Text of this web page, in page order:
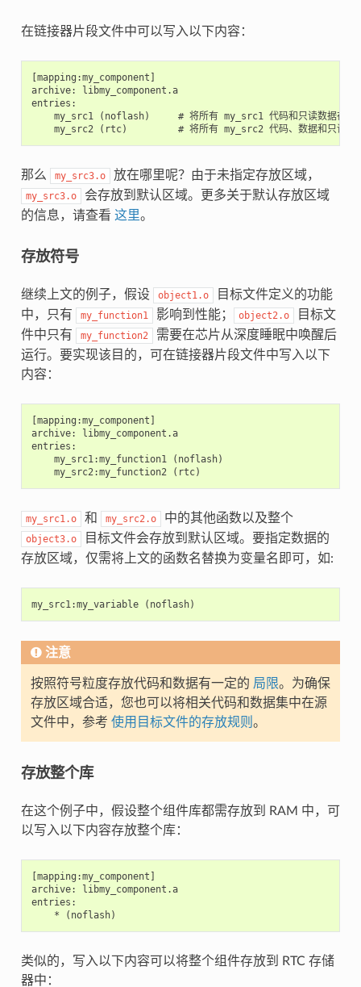
在链接器片段文件中可以写入以下内容：
[mapping:my_component]
archive: libmy_component.a
entries:
my_src1 (noflash)     # 将所有 my_src1 代码和只读数据存放
那么 my_src3.o 放在哪里呢？由于未指定存放区域，
my_src3.o
会存放到默认区域。更多关于默认存放区域
的信息，请查看 这里。
存放符号
继续上文的例子，假设 object1.o
目标文件定义的功能
中，只有
my_function1 影响到性能； object2.o
目标文
件中只有
my_function2
需要在芯片从深度睡眠中唤醒后
运行。要实现该目的，可在链接器片段文件中写入以下
内容：
[mapping:my_component]
archive: libmy_component.a
entries:
    my_src1:my_function1 (noflash)
my_src1.o 和 my_src2.o 中的其他函数以及整个
object3.o
目标文件会存放到默认区域。要指定数据的
存放区域，仅需将上文的函数名替换为变量名即可，如:
my_src1:my_variable ( noflash)
注意
按照符号粒度存放代码和数据有一定的 局限。为确保
存放区域合适，您也可以将相关代码和数据集中在源
文件中，参考 使用目标文件的存放规则 。
存放整个库
在这个例子中，假设整个组件库都需存放到 RAM 中，可
以写入以下内容存放整个库：
[mapping:my_component]
archive: libmy_component.a
entries:
类似的，写入以下内容可以将整个组件存放到 RTC 存储
器中：